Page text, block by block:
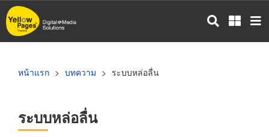
ข้าม
ไป
หน้าแรก บทความ ระบบหล่อลื่น
ระบบหล่อลื่น